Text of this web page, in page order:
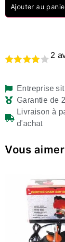
Ajouter au
2
Entreprise
Garantie de
Livraison à
d'achat
Vous